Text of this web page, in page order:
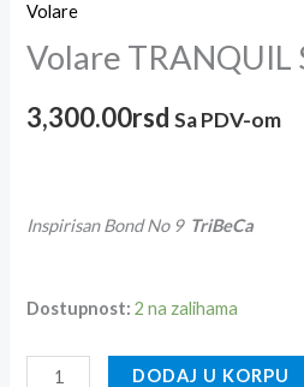
Volare
Volare TRANQUIL
3,300.00rsd Sa PDV-om
Inspirisan Bond No 9 TriBeCa
Dostupnost: 2 na zalihama
DODAJ U KORPU